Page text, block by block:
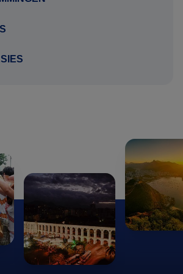
of een opgenomen reisbestemming
met een andere? Geen
dit in uw persoonlijke
berekend, rekening houdend
uw reisgezelschap. De gemiddelde
namelijk, indien u alleen reist,
of bijvoorbeeld een reis met 4